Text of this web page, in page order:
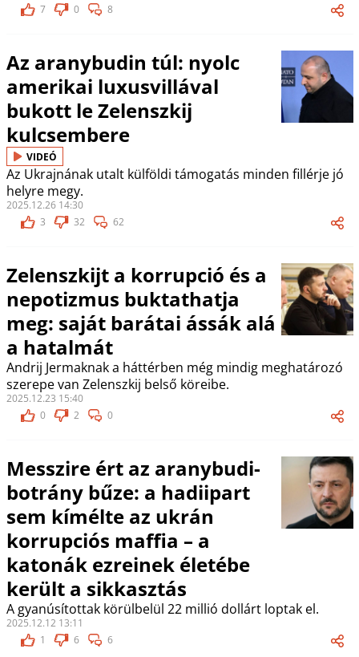
7
0 8
Az aranybudin túl: nyolc
amerikai luxusvillával
bukott le Zelenszkij
kulcsembere
VIDEÓ
Az Ukrajnának utalt külföldi támogatás minden fillérje jó
helyre megy.
2025.12.26 14:30
3
32 62
Zelenszkijt a korrupció és a
nepotizmus buktathatja
meg: saját barátai ássák alá
a hatalmát
Andrij Jermaknak a háttérben még mindig meghatározó
szerepe van Zelenszkij belső köreibe.
2025.12.23 15:40
0
2 0
Messzire ért az aranybudi-
botrány bűze: a hadiipart
sem kímélte az ukrán
korrupciós maffia – a
katonák ezreinek életébe
került a sikkasztás
A gyanúsítottak körülbelül 22 millió dollárt loptak el.
2025.12.12 13:11
1
6 6